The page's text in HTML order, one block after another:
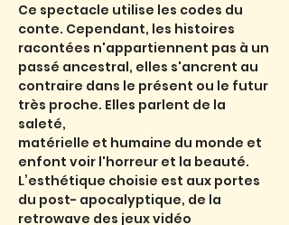
Ce spectacle utilise les codes du
conte. Cependant, les histoires
racontées n'appartiennent pas à un
passé ancestral, elles s'ancrent au
contraire dans le présent ou le futur
très proche. Elles parlent de la
saleté,
matérielle et humaine du monde et
enfont voir l'horreur et la beauté.
L’esthétique choisie est aux portes
du post- apocalyptique, de la
retrowave des jeux vidéo